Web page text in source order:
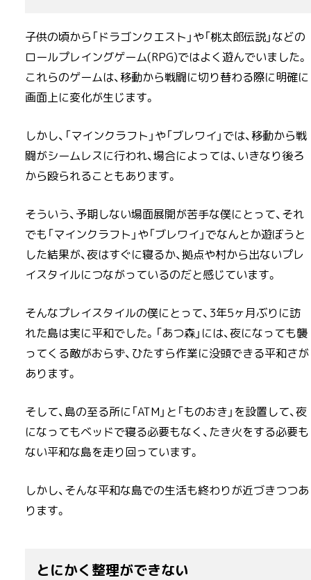
子供の頃から「ドラゴンクエスト」や「桃太郎伝説」などの
ロールプレイングゲーム(RPG)ではよく遊んでいました。
これらのゲームは、移動から戦闘に切り替わる際に明確に
画面上に変化が生じます。
しかし、「マインクラフト」や「ブレワイ」では、移動から戦
闘がシームレスに行われ、場合によっては、いきなり後ろ
から殴られることもあります。
そういう、予期しない場面展開が苦手な僕にとって、それ
でも「マインクラフト」や「ブレワイ」でなんとか遊ぼうと
した結果が、夜はすぐに寝るか、拠点や村から出ないプレ
イスタイルにつながっているのだと感じています。
そんなプレイスタイルの僕にとって、3年5ヶ月ぶりに訪
れた島は実に平和でした。「あつ森」には、夜になっても襲
ってくる敵がおらず、ひたすら作業に没頭できる平和さが
あります。
そして、島の至る所に「ATM」と「ものおき」を設置して、夜
になってもベッドで寝る必要もなく、たき火をする必要も
ない平和な島を走り回っています。
しかし、そんな平和な島での生活も終わりが近づきつつあ
ります。
とにかく整理ができない